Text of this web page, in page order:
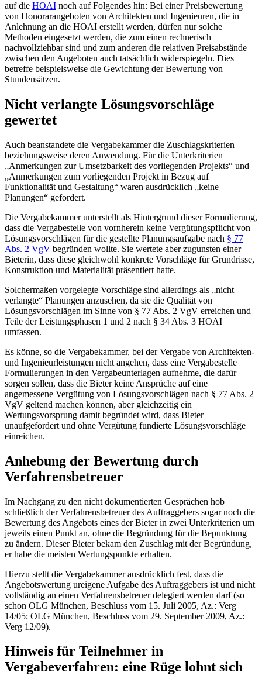
auf die HOAI noch auf Folgendes hin: Bei einer Preisbewertung
von Honorarangeboten von Architekten und Ingenieuren, die in
Anlehnung an die HOAI erstellt werden, dürfen nur solche
Methoden eingesetzt werden, die zum einen rechnerisch
nachvollziehbar sind und zum anderen die relativen Preisabstände
zwischen den Angeboten auch tatsächlich widerspiegeln. Dies
betreffe beispielsweise die Gewichtung der Bewertung von
Stundensätzen.
Nicht verlangte Lösungsvorschläge
gewertet
Auch beanstandete die Vergabekammer die Zuschlagskriterien
beziehungsweise deren Anwendung. Für die Unterkriterien
„Anmerkungen zur Umsetzbarkeit des vorliegenden Projekts“ und
„Anmerkungen zum vorliegenden Projekt in Bezug auf
Funktionalität und Gestaltung“ waren ausdrücklich „keine
Planungen“ gefordert.
Die Vergabekammer unterstellt als Hintergrund dieser Formulierung,
dass die Vergabestelle von vornherein keine Vergütungspflicht von
Lösungsvorschlägen für die gestellte Planungsaufgabe nach § 77
Abs. 2 VgV begründen wollte. Sie wertete aber zugunsten einer
Bieterin, dass diese gleichwohl konkrete Vorschläge für Grundrisse,
Konstruktion und Materialität präsentiert hatte.
Solchermaßen vorgelegte Vorschläge sind allerdings als „nicht
verlangte“ Planungen anzusehen, da sie die Qualität von
Lösungsvorschlägen im Sinne von § 77 Abs. 2 VgV erreichen und
Teile der Leistungsphasen 1 und 2 nach § 34 Abs. 3 HOAI
umfassen.
Es könne, so die Vergabekammer, bei der Vergabe von Architekten-
und Ingenieurleistungen nicht angehen, dass eine Vergabestelle
Formulierungen in den Vergabeunterlagen aufnehme, die dafür
sorgen sollen, dass die Bieter keine Ansprüche auf eine
angemessene Vergütung von Lösungsvorschlägen nach § 77 Abs. 2
VgV geltend machen können, aber gleichzeitig ein
Wertungsvorsprung damit begründet wird, dass Bieter
unaufgefordert und ohne Vergütung fundierte Lösungsvorschläge
einreichen.
Anhebung der Bewertung durch
Verfahrensbetreuer
Im Nachgang zu den nicht dokumentierten Gesprächen hob
schließlich der Verfahrensbetreuer des Auftraggebers sogar noch die
Bewertung des Angebots eines der Bieter in zwei Unterkriterien um
jeweils einen Punkt an, ohne die Begründung für die Bepunktung
zu ändern. Dieser Bieter bekam den Zuschlag mit der Begründung,
er habe die meisten Wertungspunkte erhalten.
Hierzu stellt die Vergabekammer ausdrücklich fest, dass die
Angebotswertung ureigene Aufgabe des Auftraggebers ist und nicht
vollständig an einen Verfahrensbetreuer delegiert werden darf (so
schon OLG München, Beschluss vom 15. Juli 2005, Az.: Verg
14/05; OLG München, Beschluss vom 29. September 2009, Az.:
Verg 12/09).
Hinweis für Teilnehmer in
Vergabeverfahren: eine Rüge lohnt sich